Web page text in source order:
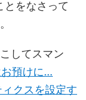
とをなさって
してスマン
預けに…
クスを設定す